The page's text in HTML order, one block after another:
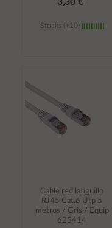
3,30 €
Stocks (+10)
Cable red latiguillo
RJ45 Cat.6 Utp 5
metros / Gris / Equip
625414